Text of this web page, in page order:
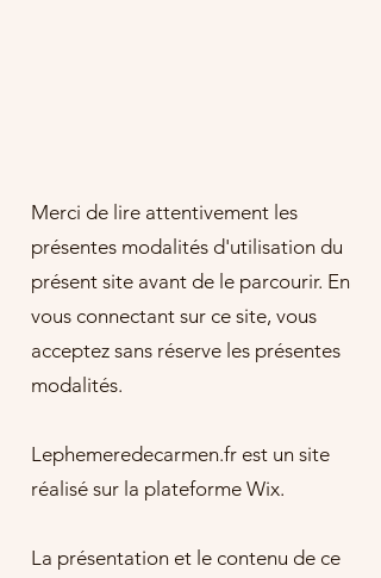
Merci de lire attentivement les
présentes modalités d'utilisation du
présent site avant de le parcourir. En
vous connectant sur ce site, vous
acceptez sans réserve les présentes
modalités.
Lephemeredecarmen.fr est un site
réalisé sur la plateforme Wix.
La présentation et le contenu de ce